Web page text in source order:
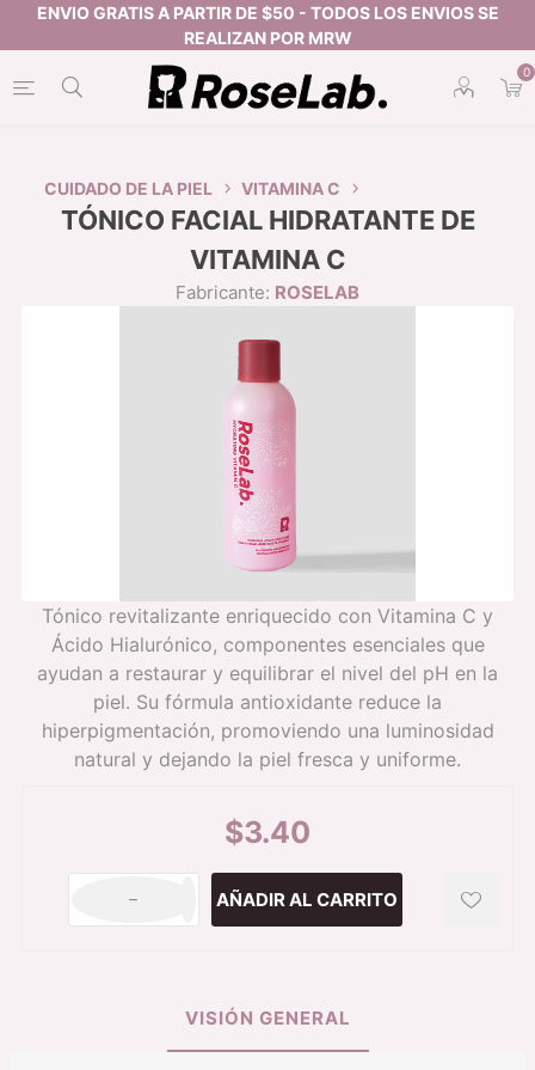
0
CUIDADO DE LA PIEL VITAMINA C
TÓNICO FACIAL HIDRATANTE DE
VITAMINA C
Fabricante: ROSELAB
Tónico revitalizante enriquecido con Vitamina C y
Ácido Hialurónico, componentes esenciales que
ayudan a restaurar y equilibrar el nivel del pH en la
piel. Su fórmula antioxidante reduce la
hiperpigmentación, promoviendo una luminosidad
natural y dejando la piel fresca y uniforme.
$3.40
h
VISIÓN GENERAL